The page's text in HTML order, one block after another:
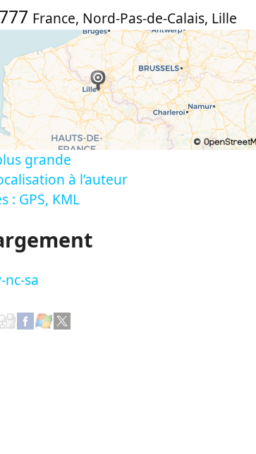
France, Nord-Pas-de-Calais, Lille
grande
à l’auteur
: GPS, KML
nc-sa